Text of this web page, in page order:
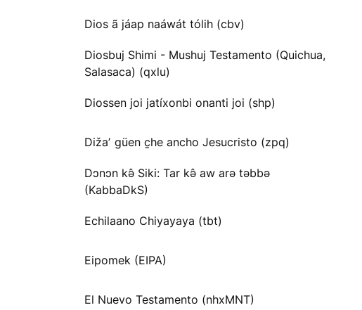
Dios ã jáap naáwát tólih (cbv)
Diosbuj Shimi - Mushuj Testamento (Quichua,
Salasaca) (qxlu)
Diossen joi jatíxonbi onanti joi (shp)
Dižaʼ güen c̱he ancho Jesucristo (zpq)
Dɔnɔn kə̂ Siki: Tar kə̂ aw arə təbbə
(KabbaDkS)
Echilaano Chiyayaya (tbt)
Eipomek (EIPA)
El Nuevo Testamento (nhxMNT)